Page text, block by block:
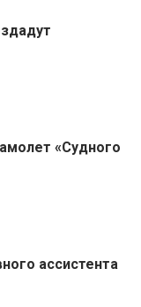
«Судного
ассистента